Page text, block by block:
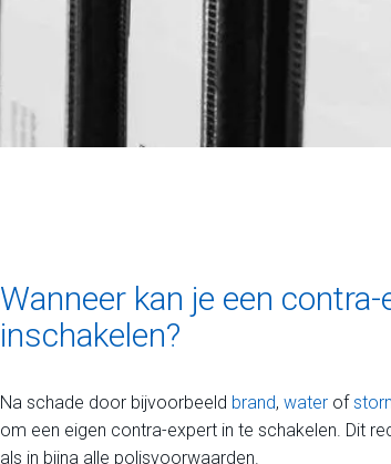
Wanneer kan je een
inschakelen?
Na schade door bijvoorbeeld brand, water of
om een eigen contra-expert in te schakelen. Dit
als in bijna alle polisvoorwaarden.